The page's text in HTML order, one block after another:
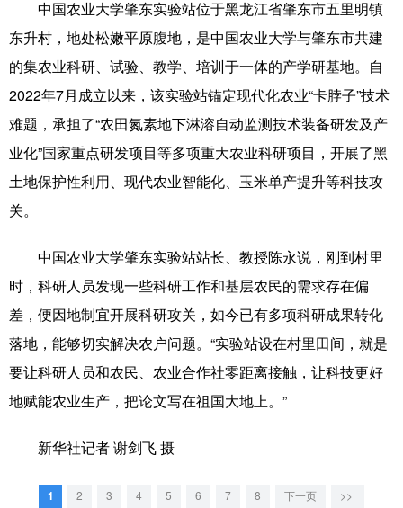
辽宁 吉林 上海 江苏
浙江 安徽 福建 江西
广东 广西 海南 重庆
四川 贵州 云南 西藏
新疆 内蒙古 黑龙江
多语种频道
English Español Français عربى
Русский язык 日本語
Deutsch Português
中国农业大学肇东实验站位于黑龙江省肇东市五里明镇
东升村，地处松嫩平原腹地，是中国农业大学与肇东市共建
的集农业科研、试验、教学、培训于一体的产学研基地。自
2022年7月成立以来，该实验站锚定现代化农业“卡脖子”技术
难题，承担了“农田氮素地下淋溶自动监测技术装备研发及产
业化”国家重点研发项目等多项重大农业科研项目，开展了黑
土地保护性利用、现代农业智能化、玉米单产提升等科技攻
关。
中国农业大学肇东实验站站长、教授陈永说，刚到村里
时，科研人员发现一些科研工作和基层农民的需求存在偏
差，便因地制宜开展科研攻关，如今已有多项科研成果转化
落地，能够切实解决农户问题。“实验站设在村里田间，就是
要让科研人员和农民、农业合作社零距离接触，让科技更好
地赋能农业生产，把论文写在祖国大地上。”
新华社记者 谢剑飞 摄
1 2 3 4 5 6 7 8 下一页 >>|